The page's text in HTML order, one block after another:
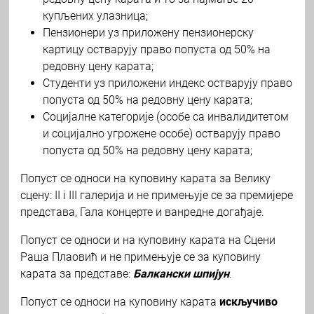
купљених улазница;
Пензионери уз приложену пензионерску
картицу остварују право попуста од 50% на
редовну цену карата;
Студенти уз приложени индекс остварују право
попуста од 50% на редовну цену карата;
Социјалне категорије (особе са инвалидитетом
и социјално угрожене особе) остварују право
попуста од 50% на редовну цену карата;
Попуст се односи на куповину карата за Велику
сцену: II i III галерија и не примењује се за премијере
представа, Гала концерте и ванредне догађаје.
Попуст се односи и на куповину карата на Сцени
Раша Плаовић и не примењује се за куповину
карата за представе: Балкански шпијун.
Попуст се односи на куповину карата искључиво